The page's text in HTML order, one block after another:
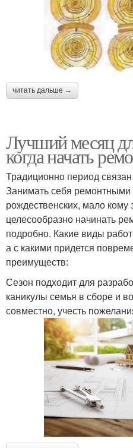
читать дальше →
Лучший месяц
когда начать
Традиционно период
Занимать себя
рождественских, мало кому
целесообразно начинать
подробно. Какие виды
а с какими придется
преимуществ:
Сезон подходит для
каникулы семья в сборе и
совместно, учесть